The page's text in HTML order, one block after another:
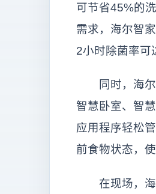
可节省45%的
需求，海尔智
2小时除菌率可
同时，海尔
智慧卧室、智
应用程序轻松
前食物状态，
在现场，海